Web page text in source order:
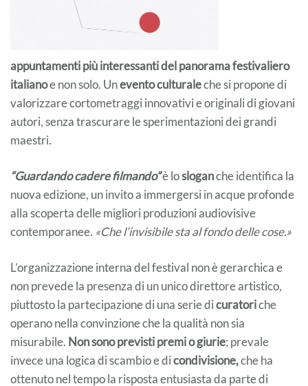
appuntamenti più interessanti del panorama festivaliero
italianoe non solo. Unevento culturaleche si propone di
valorizzare cortometraggi innovativi e originali di giovani
autori, senza trascurare le sperimentazioni dei grandi
maestri.
“Guardando cadere filmando”è losloganche identifica la
nuova edizione, un invito a immergersi in acque profonde
alla scoperta delle migliori produzioni audiovisive
contemporanee. «Che l’invisibile sta al fondo delle cose.»
L’organizzazione interna del festival non è gerarchica e
non prevede la presenza di un unico direttore artistico,
piuttosto la partecipazione di una serie dicuratoriche
operano nella convinzione che la qualità non sia
misurabile. Non sono previsti premi o giurie; prevale
invece una logica di scambio e dicondivisione,che ha
ottenuto nel tempo la risposta entusiasta da parte di